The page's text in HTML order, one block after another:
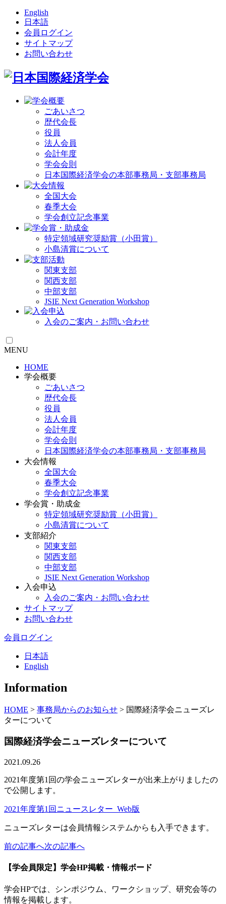
English
日本語
会員ログイン
サイトマップ
お問い合わせ
ごあいさつ
歴代会長
役員
法人会員
会計年度
学会会則
日本国際経済学会の本部事務局・支部事務局
全国大会
春季大会
学会創立記念事業
特定領域研究奨励賞（小田賞）
小島清賞について
関東支部
関西支部
中部支部
JSIE Next Generation Workshop
入会のご案内・お問い合わせ
MENU
HOME
学会概要
ごあいさつ
歴代会長
役員
法人会員
会計年度
学会会則
日本国際経済学会の本部事務局・支部事務局
大会情報
全国大会
春季大会
学会創立記念事業
学会賞・助成金
特定領域研究奨励賞（小田賞）
小島清賞について
支部紹介
関東支部
関西支部
中部支部
JSIE Next Generation Workshop
入会申込
入会のご案内・お問い合わせ
サイトマップ
お問い合わせ
会員ログイン
日本語
English
Information
HOME > 事務局からのお知らせ > 国際経済学会ニューズレ
ターについて
国際経済学会ニューズレターについて
2021.09.26
2021年度第1回の学会ニューズレターが出来上がりましたの
で公開します。
2021年度第1回ニュースレター_Web版
ニューズレターは会員情報システムからも入手できます。
前の記事へ次の記事へ
【学会員限定】学会HP掲載・情報ボード
学会HPでは、シンポジウム、ワークショップ、研究会等の
情報を掲載します。